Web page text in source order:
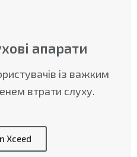
апарати
із важким
втрати слуху.
Xceed